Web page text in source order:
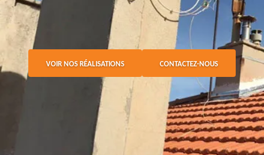
VOIR NOS RÉALISATIONS CONTACTEZ-NOUS